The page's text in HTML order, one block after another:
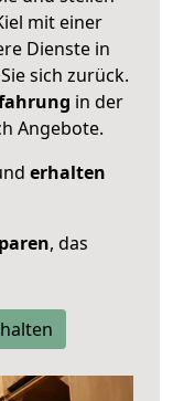
mit einer
Dienste in
sich zurück.
in der
Angebote.
erhalten
, das